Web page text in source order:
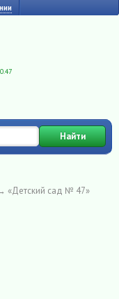
Найти
«Детский сад № 47»